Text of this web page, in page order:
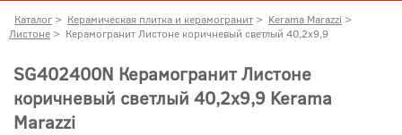
Каталог > Керамическая плитка и керамогранит > Kerama Marazzi >
Листоне > Керамогранит Листоне коричневый светлый 40,2x9,9
SG402400N Керамогранит Листоне
коричневый светлый 40,2x9,9 Kerama
Marazzi